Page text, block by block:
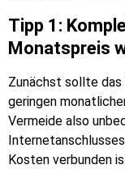
Tipp 1:
Monatspreis
Zunächst sollte
geringen
Vermeide also
Kosten verbunden